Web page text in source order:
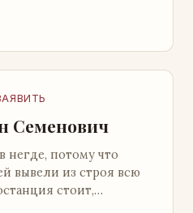
Семенович
негде, потому что
вывели из строя всю
стоит,